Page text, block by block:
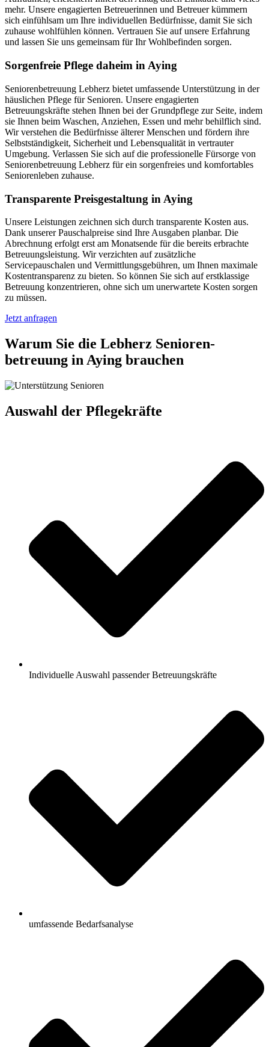
mehr. Unsere engagierten Betreuerinnen und Betreuer kümmern
sich einfühlsam um Ihre individuellen Bedürfnisse, damit Sie sich
zuhause wohlfühlen können. Vertrauen Sie auf unsere Erfahrung
und lassen Sie uns gemeinsam für Ihr Wohlbefinden sorgen.
Sorgenfreie Pflege daheim in Aying
Seniorenbetreuung Lebherz bietet umfassende Unterstützung in der
häuslichen Pflege für Senioren. Unsere engagierten
Betreuungskräfte stehen Ihnen bei der Grundpflege zur Seite, indem
sie Ihnen beim Waschen, Anziehen, Essen und mehr behilflich sind.
Wir verstehen die Bedürfnisse älterer Menschen und fördern ihre
Selbstständigkeit, Sicherheit und Lebensqualität in vertrauter
Umgebung. Verlassen Sie sich auf die professionelle Fürsorge von
Seniorenbetreuung Lebherz für ein sorgenfreies und komfortables
Seniorenleben zuhause.
Transparente Preisgestaltung in Aying
Unsere Leistungen zeichnen sich durch transparente Kosten aus.
Dank unserer Pauschalpreise sind Ihre Ausgaben planbar. Die
Abrechnung erfolgt erst am Monatsende für die bereits erbrachte
Betreuungsleistung. Wir verzichten auf zusätzliche
Servicepauschalen und Vermittlungsgebühren, um Ihnen maximale
Kostentransparenz zu bieten. So können Sie sich auf erstklassige
Betreuung konzentrieren, ohne sich um unerwartete Kosten sorgen
zu müssen.
Jetzt anfragen
Warum Sie die Lebherz Senioren­
betreuung in Aying brauchen
Auswahl der Pflegekräfte
Individuelle Auswahl passender Betreuungskräfte
umfassende Bedarfsanalyse